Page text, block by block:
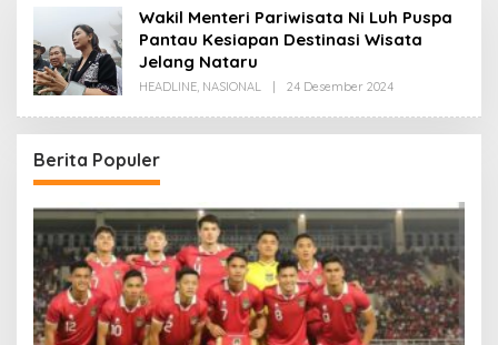
Wakil Menteri Pariwisata Ni Luh Puspa
Pantau Kesiapan Destinasi Wisata
Jelang Nataru
HEADLINE, NASIONAL 24 Desember 2024Oleh
Berita Populer